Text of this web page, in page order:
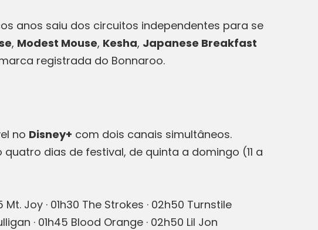
anos saiu dos circuitos independentes para se
, Modest Mouse, Kesha, Japanese Breakfast
registrada do Bonnaroo.
no Disney+ com dois canais simultâneos.
quatro dias de festival, de quinta a domingo (11 a
Mt. Joy · 01h30 The Strokes · 02h50 Turnstile
· 01h45 Blood Orange · 02h50 Lil Jon